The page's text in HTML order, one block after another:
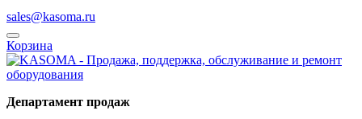
sales@kasoma.ru
Корзина
Департамент продаж